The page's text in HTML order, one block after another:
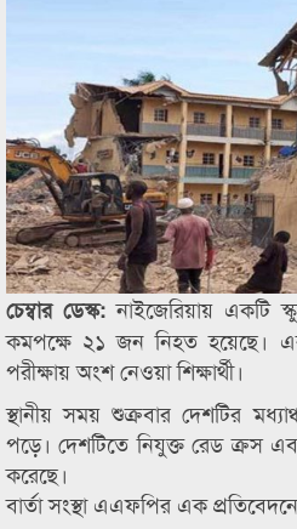
চেম্বার ডেস্ক:নাইজেরিয়ায় একটি
কমপক্ষে ২১ জন নিহত হয়েছে।
পরীক্ষায় অংশ নেওয়া শিক্ষার্থী।
স্থানীয় সময় শুক্রবার দেশটির
পড়ে। দেশটিতে নিযুক্ত রেড ক্রস
করেছে।
বার্তা সংস্থা এএফপির এক